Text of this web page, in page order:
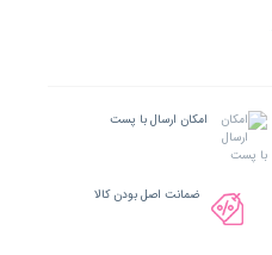
امکان ارسال با پست
ضمانت اصل بودن کالا